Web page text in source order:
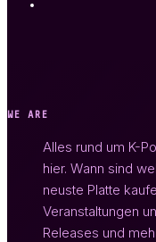
WE ARE
Alles rund um K-
hier. Wann sind
neuste Platte
Veranstaltungen
Releases und